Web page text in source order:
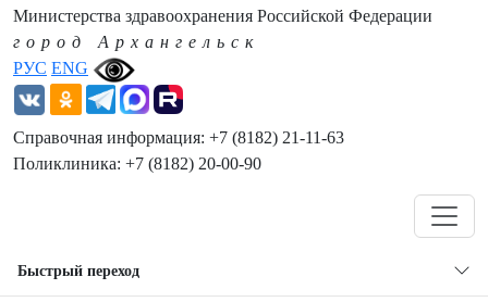
РУС ENG
Министерства здравоохранения Российской Федерации
город Архангельск
Справочная информация: +7 (8182) 21-11-63
Поликлиника: +7 (8182) 20-00-90
Быстрый переход